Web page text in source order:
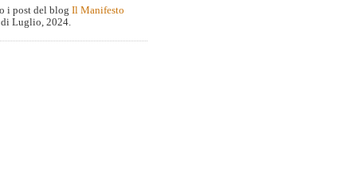
i post del blog Il Manifesto
Luglio, 2024.